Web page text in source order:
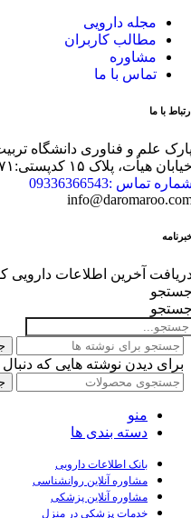
مجله دارویی
مطالب کاربران
مشاوره
تماس با ما
با ما
علم و فناوری دانشگاه
هیأت، پلاک ۱۵ کدپستی:۱۴۱۱۸۹۳۱۷۱
تماس :09336366543
آخرین اطلاعات دارویی
برای دیدن نوشته هایی که
منو
دسته بندی ها
بانک اطلاعات دارویی
مشاوره آنلاین روانشناسی
مشاوره آنلاین پزشکی
خدمات پزشکی در منزل